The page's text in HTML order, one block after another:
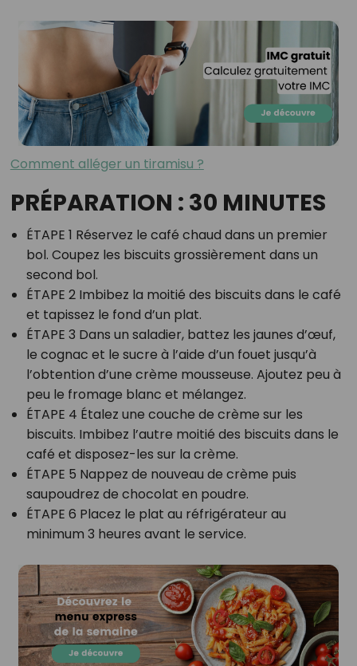
Comment alléger un tiramisu ?
PRÉPARATION : 30 MINUTES
ÉTAPE 1 Réservez le café chaud dans un premier
bol. Coupez les biscuits grossièrement dans un
second bol.
ÉTAPE 2 Imbibez la moitié des biscuits dans le café
et tapissez le fond d’un plat.
ÉTAPE 3 Dans un saladier, battez les jaunes d’œuf,
le cognac et le sucre à l’aide d’un fouet jusqu’à
l’obtention d’une crème mousseuse. Ajoutez peu à
peu le fromage blanc et mélangez.
ÉTAPE 4 Étalez une couche de crème sur les
biscuits. Imbibez l’autre moitié des biscuits dans le
café et disposez-les sur la crème.
ÉTAPE 5 Nappez de nouveau de crème puis
saupoudrez de chocolat en poudre.
ÉTAPE 6 Placez le plat au réfrigérateur au
minimum 3 heures avant le service.